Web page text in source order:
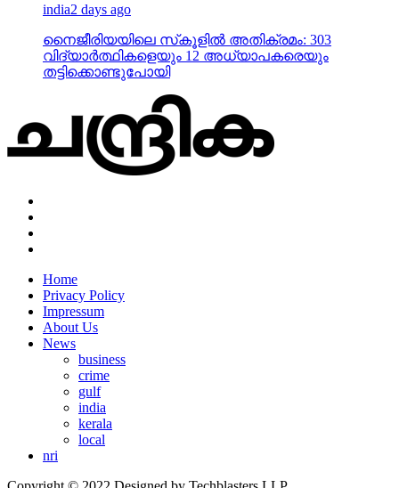
india2 days ago
നൈജീരിയയിലെ സ്‌കൂളില്‍ അതിക്രമം: 303
വിദ്യാര്‍ത്ഥികളെയും 12 അധ്യാപകരെയും
തട്ടിക്കൊണ്ടുപോയി
Home
Privacy Policy
Impressum
About Us
News
business
crime
gulf
india
kerala
local
nri